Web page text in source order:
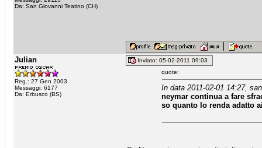
Da: San Giovanni Teatino (CH)
Julian
Reg.: 27 Gen 2003
Messaggi: 6177
Da: Erbusco (BS)
Inviato: 05-02-2011 09:03
quote:
In data 2011-02-01 14:27,
neymar continua a fare
so quanto lo renda adatto